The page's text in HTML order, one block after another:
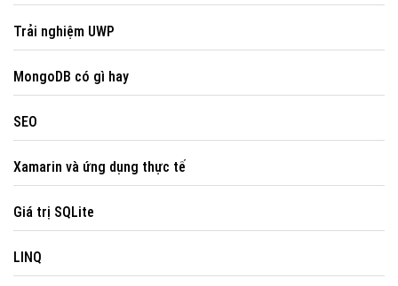
Trải nghiệm UWP
MongoDB có gì hay
SEO
Xamarin và ứng dụng thực tế
Giá trị SQLite
LINQ